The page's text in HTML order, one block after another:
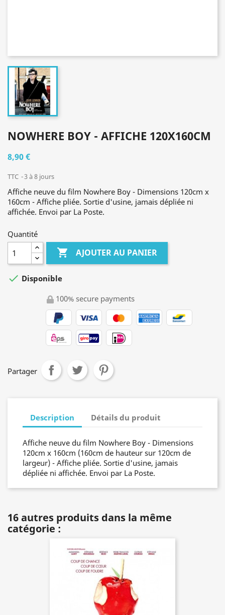
NOWHERE BOY - AFFICHE 120X160CM
8,90 €
TTC 3 à 8 jours
Affiche neuve du film Nowhere Boy - Dimensions 120cm x
160cm - Affiche pliée. Sortie d'usine, jamais dépliée ni
affichée. Envoi par La Poste.
Quantité
 AJOUTER AU PANIER
 Disponible
100% secure payments
Partager
Description Détails du produit
Affiche neuve du film Nowhere Boy - Dimensions
120cm x 160cm (160cm de hauteur sur 120cm de
largeur) - Affiche pliée. Sortie d'usine, jamais
dépliée ni affichée. Envoi par La Poste.
16 autres produits dans la même
catégorie :